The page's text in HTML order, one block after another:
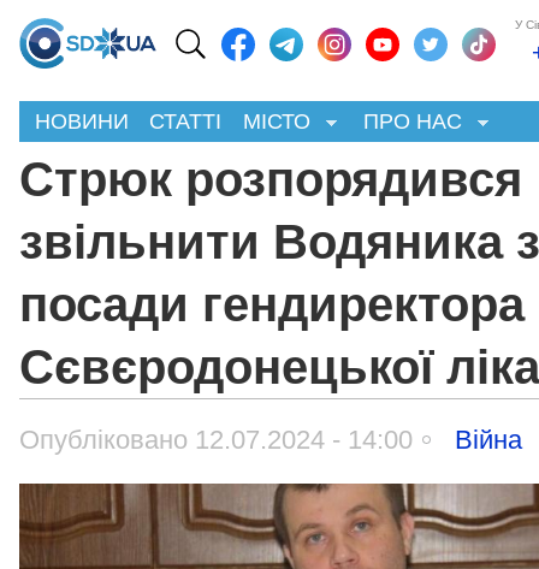
У
НОВИНИ СТАТТІ МІСТО ПРО НАС
Стрюк розпорядився
звільнити Водяника з
посади гендиректора
Сєвєродонецької
Опубліковано 12.07.2024 - 14:00 Війна